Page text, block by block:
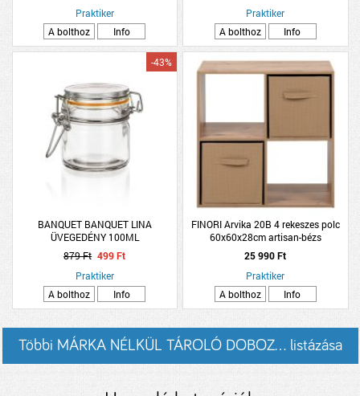
Praktiker
A bolthoz
Info
Praktiker
A bolthoz
Info
BANQUET BANQUET LINA
ÜVEGEDÉNY 100ML
-43%
879 Ft 499 Ft
Praktiker
A bolthoz
Info
FINORI Arvika 20B 4 rekeszes polc
60x60x28cm artisan-bézs
25 990 Ft
Praktiker
A bolthoz
Info
Többi MÁRKA NÉLKÜL TÁROLÓ DOBOZ... listázása